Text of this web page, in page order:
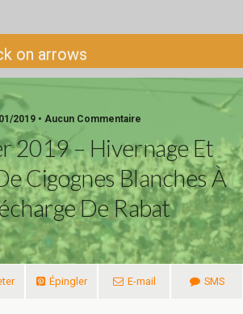
Go-South
2019 • Aucun Commentaire
2019 – Hivernage Et
Cigognes Blanches À
De Rabat
Épingler E-mail SMS
on arrows